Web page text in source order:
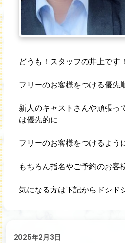
どうも！スタッフの井上です！
フリーのお客様をつける優先
新人のキャストさんや頑張っ
は優先的に
フリーのお客様をつけるよう
もちろん指名やご予約のお客
気になる方は下記からドシド
2025年2月3日